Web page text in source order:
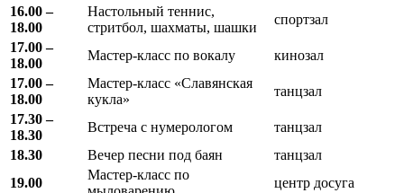
16.00 –
18.00
Настольный теннис,
стритбол, шахматы, шашки
спортзал
17.00 –
18.00
Мастер-класс по вокалу
кинозал
17.00 –
18.00
Мастер-класс «Славянская
кукла»
танцзал
17.30 –
18.30
Встреча с нумерологом
танцзал
18.30
Вечер песни под баян
танцзал
19.00
Мастер-класс по
центр досуга